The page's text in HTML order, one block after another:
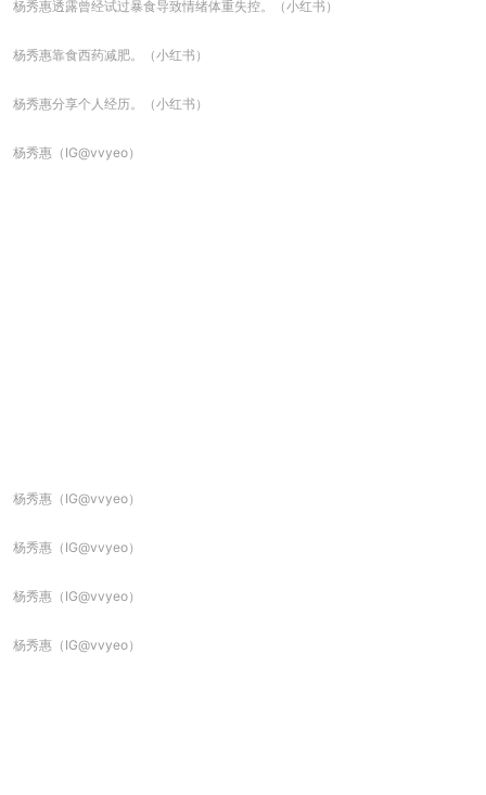
杨秀惠透露曾经试过暴食导致情绪体重失控。（小红书）
杨秀惠靠食西药减肥。（小红书）
杨秀惠分享个人经历。（小红书）
杨秀惠（IG@vvyeo）
杨秀惠（IG@vvyeo）
杨秀惠（IG@vvyeo）
杨秀惠（IG@vvyeo）
杨秀惠（IG@vvyeo）